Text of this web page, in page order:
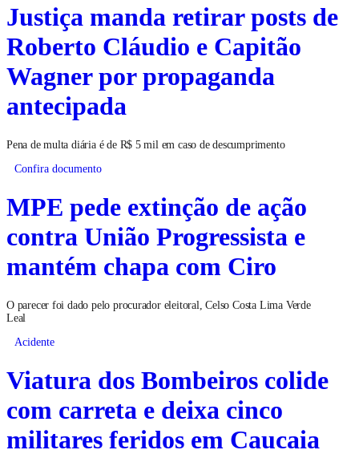
Justiça manda retirar posts de
Roberto Cláudio e Capitão
Wagner por propaganda
antecipada
Pena de multa diária é de R$ 5 mil em caso de descumprimento
Confira documento
MPE pede extinção de ação
contra União Progressista e
mantém chapa com Ciro
O parecer foi dado pelo procurador eleitoral, Celso Costa Lima Verde
Leal
Acidente
Viatura dos Bombeiros colide
com carreta e deixa cinco
militares feridos em Caucaia